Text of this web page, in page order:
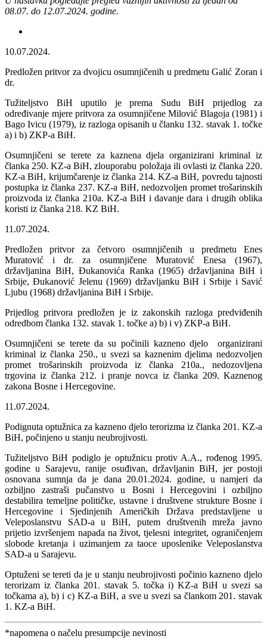
08.07. do 12.07.2024. godine.
10.07.2024.
Predložen pritvor za dvojicu osumnjičenih u predmetu Galić Zoran i
dr.
Tužiteljstvo BiH uputilo je prema Sudu BiH prijedlog za
određivanje mjere pritvora za osumnjičene Milović Blagoja (1981) i
Bago Ivicu (1979), iz razloga opisanih u članku 132. stavak 1. točke
a) i b) ZKP-a BiH.
Osumnjičeni se terete za kaznena djela organizirani kriminal iz
članka 250. KZ-a BiH, zlouporabu položaja ili ovlasti iz članka 220.
KZ-a BiH, krijumčarenje iz članka 214. KZ-a BiH, povredu tajnosti
postupka iz članka 237. KZ-a BiH, nedozvoljen promet trošarinskih
proizvoda iz članka 210a. KZ-a BiH i davanje dara i drugih oblika
koristi iz članka 218. KZ BiH.
11.07.2024.
Predložen pritvor za četvoro osumnjičenih u predmetu Enes
Muratović i dr. za osumnjičene Muratović Enesa (1967),
državljanina BiH, Đukanovića Ranka (1965) državljanina BiH i
Srbije, Đukanović Jelenu (1969) državljanku BiH i Srbije i Savić
Ljubu (1968) državljanina BiH i Srbije.
Prijedlog pritvora predložen je iz zakonskih razloga predviđenih
odredbom članka 132. stavak 1. točke a) b) i v) ZKP-a BiH.
Osumnjičeni se terete da su počinili kazneno djelo organizirani
kriminal iz članka 250., u svezi sa kaznenim djelima nedozvoljen
promet trošarinskih proizvoda iz članka 210a., nedozovljena
trgovina iz članka 212. i pranje novca iz članka 209. Kaznenog
zakona Bosne i Hercegovine.
11.07.2024.
Podignuta optužnica za kazneno djelo terorizma iz članka 201. KZ-a
BiH, počinjeno u stanju neubrojivosti.
Tužiteljstvo BiH podiglo je optužnicu protiv A.A., rođenog 1995.
godine u Sarajevu, ranije osuđivan, državljanin BiH, jer postoji
osnovana sumnja da je dana 20.01.2024. godine, u namjeri da
ozbiljno zastraši pučanstvo u Bosni i Hercegovini i ozbiljno
destabilira temeljne političke, ustavne i društvene strukture Bosne i
Hercegovine i Sjedinjenih Američkih Država predstavljene u
Veleposlanstvu SAD-a u BiH, putem društvenih mreža javno
prijetio izvršenjem napada na život, tjelesni integritet, ograničenjem
slobode kretanja i uzimanjem za taoce uposlenike Veleposlanstva
SAD-a u Sarajevu.
Optuženi se tereti da je u stanju neubrojivosti počinio kazneno djelo
terorizam iz članka 201. stavak 5. točka i) KZ-a BiH u svezi sa
točkama a), b) i c) KZ-a BiH, a sve u svezi sa člankom 201. stavak
1. KZ-a BiH.
*napomena o načelu presumpcije nevinosti